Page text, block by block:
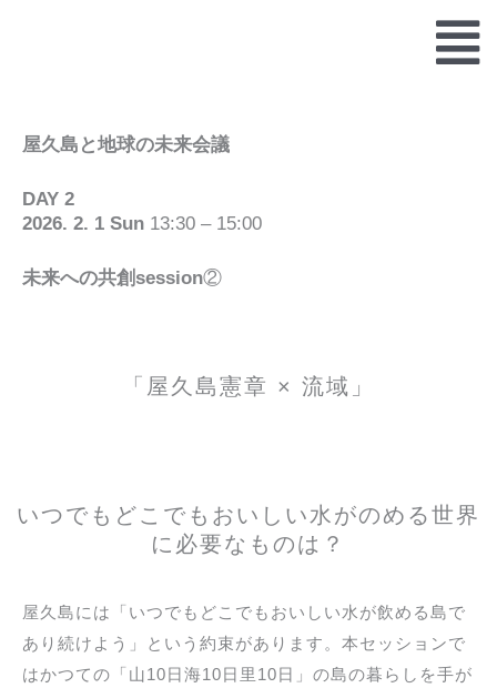
屋久島と地球の未来会議
DAY 2
2026. 2. 1 Sun 13:30 – 15:00
未来への共創session②
「屋久島憲章 × 流域」
いつでもどこでもおいしい水がのめる世界
に必要なものは？
屋久島には「いつでもどこでもおいしい水が飲める島で
あり続けよう」という約束があります。本セッションで
はかつての「山10日海10日里10日」の島の暮らしを手が